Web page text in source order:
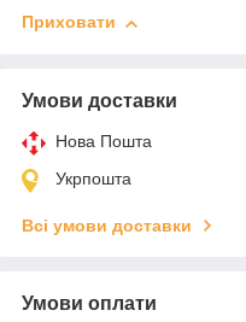
Приховати
Умови доставки
Нова Пошта
Укрпошта
Всі умови доставки
Умови оплати